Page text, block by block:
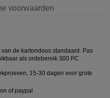
voorwaarden
de kartondoos standaard. Pas
als ordebereik 300 PC
15-30 dagen voor grote
of paypal